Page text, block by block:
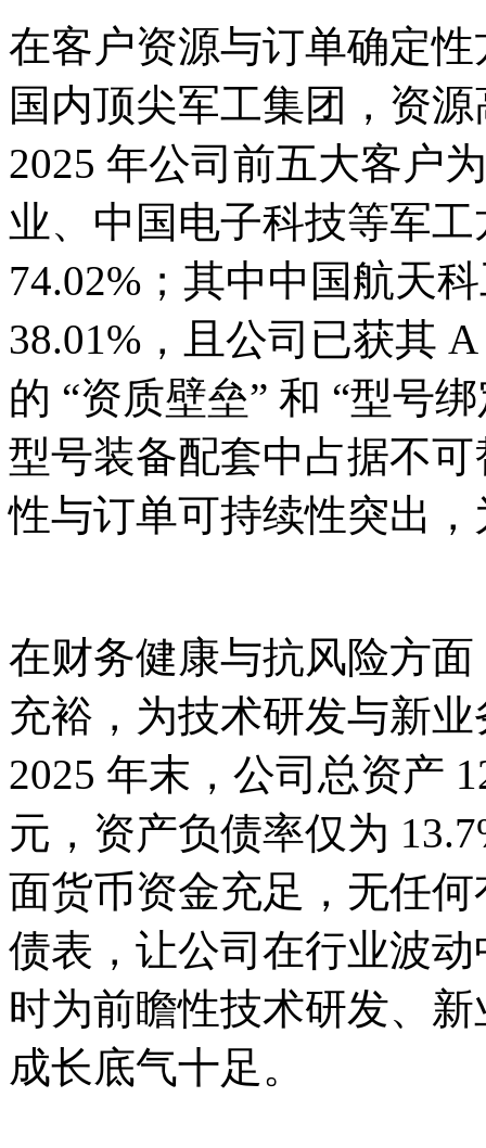
在客户资源与订单确定
国内顶尖军工集团，资
2025 年公司前五大客户
业、中国电子科技等军
74.02%；其中中国航天
38.01%，且公司已获其
的 “资质壁垒” 和 “型号
型号装备配套中占据不
性与订单可持续性突出
在财务健康与抗风险方
充裕，为技术研发与新
2025 年末，公司总资产
元，资产负债率仅为
面货币资金充足，无任
债表，让公司在行业波
时为前瞻性技术研发、
成长底气十足。